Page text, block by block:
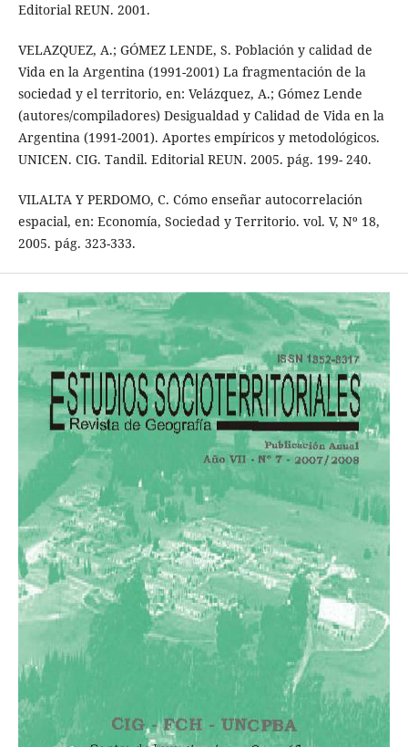
Editorial REUN. 2001.
VELAZQUEZ, A.; GÓMEZ LENDE, S. Población y calidad de
Vida en la Argentina (1991-2001) La fragmentación de la
sociedad y el territorio, en: Velázquez, A.; Gómez Lende
(autores/compiladores) Desigualdad y Calidad de Vida en la
Argentina (1991-2001). Aportes empíricos y metodológicos.
UNICEN. CIG. Tandil. Editorial REUN. 2005. pág. 199- 240.
VILALTA Y PERDOMO, C. Cómo enseñar autocorrelación
espacial, en: Economía, Sociedad y Territorio. vol. V, Nº 18,
2005. pág. 323-333.